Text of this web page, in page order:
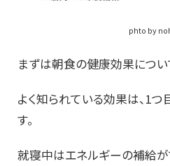
phto by
まずは朝食の健康効果につい
よく知られている効果は、1つ
す。
就寝中はエネルギーの補給が